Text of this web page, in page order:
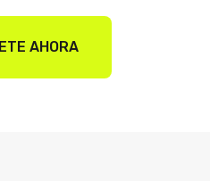
AHORA